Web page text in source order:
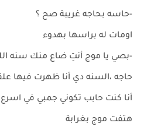
-حاسه بحاجه غريبة صح ؟
اومات له براسها بهدوء
-بصي يا موج أنتِ ضاع منك سنه
حاجه ،السنه دي أنا ظهرت فيها
أنا كنت حابب تكوني جمبي في
هتفت موج بغرابة